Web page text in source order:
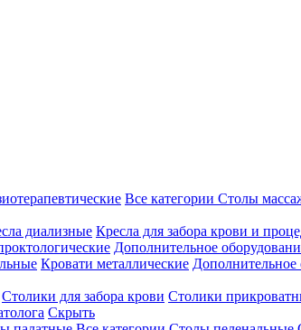
Все категории Столы
диализные Кресла для забора крови и
Дополнительное
Кровати металлические Дополнительное
Столики для забора крови Столики
Скрыть